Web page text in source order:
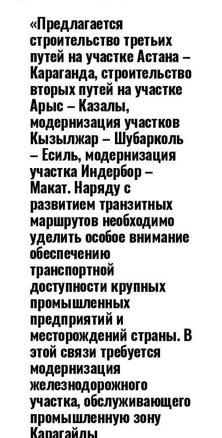
«Предлагается
строительство третьих
путей на участке Астана –
Караганда, строительство
вторых путей на участке
Арыс – Казалы,
модернизация участков
Кызылжар – Шубарколь
– Есиль, модернизация
участка Индербор –
Макат. Наряду с
развитием транзитных
маршрутов необходимо
уделить особое внимание
обеспечению
транспортной
доступности крупных
промышленных
предприятий и
месторождений страны. В
этой связи требуется
модернизация
железнодорожного
участка, обслуживающего
промышленную зону
Карагайлы